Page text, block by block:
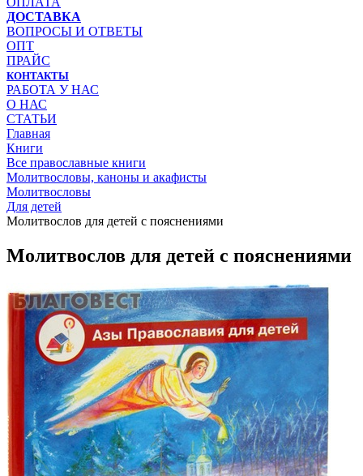
ДОСТАВКА
ВОПРОСЫ И ОТВЕТЫ
ОПТ
ПРАЙС
КОНТАКТЫ
РАБОТА У НАС
О НАС
СТАТЬИ
Главная
Книги
Все православные книги
Молитвословы, каноны и акафисты
Молитвословы
Для детей
Молитвослов для детей с пояснениями
Молитвослов для детей с пояснениями